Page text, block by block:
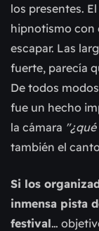
los presentes.
hipnotismo con
escapar. Las
fuerte, parecía
De todos
fue un hecho
la cámara
también el
Si los
inmensa pista
festival…